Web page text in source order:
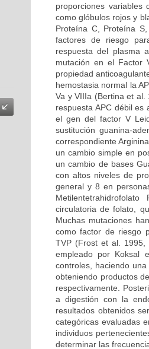
proporciones variables
como glóbulos rojos y
Proteína C, Proteína
factores de riesgo
respuesta del plasma
mutación en el Factor
propiedad
hemostasia normal la
Va y VIIIa (Bertina et
respuesta APC débil es
el gen del factor V
sustitución guanina-
correspondiente
un cambio simple en
un cambio de bases
con altos niveles de
general y 8 en
circulatoria de folato,
Muchas mutaciones
como factor de riesgo
TVP (Frost et al. 1995,
empleado por Koksal
controles, haciendo
obteniendo productos
respectivamente.
a digestión con la
resultados obtenidos
categóricas evaluadas
individuos
determinar las